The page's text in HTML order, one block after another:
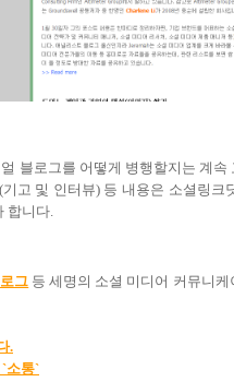
블로그를 어떻게 병행할지는 계속
(기고 및 인터뷰) 등 내용은 소셜링크
합니다
그 등 세명의 소셜 미디어 커뮤니
.
소통`